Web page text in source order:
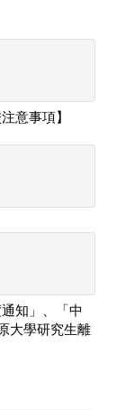
意事項】
知」、「中
大學研究生離